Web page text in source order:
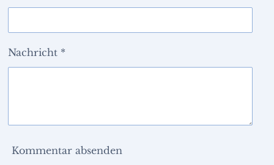
Nachricht *
Kommentar absenden